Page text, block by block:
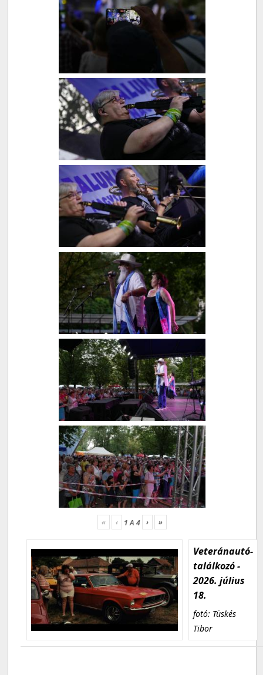
« ‹ 1A 4 › »
Veteránautó-
találkozó -
2026. július
18.
fotó: Tüskés
Tibor